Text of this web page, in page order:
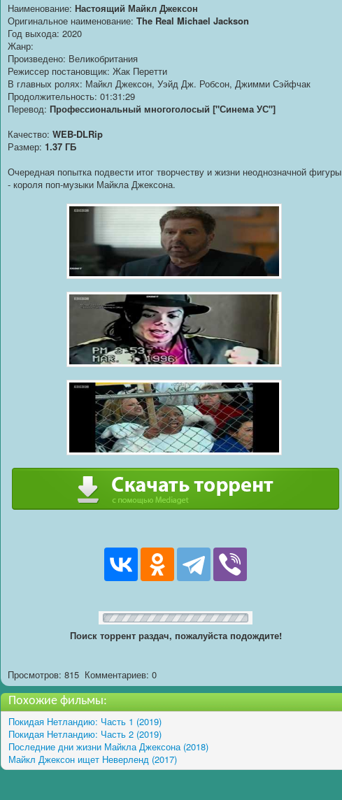
Наименование: Настоящий Майкл Джексон
Оригинальное наименование: The Real Michael Jackson
Год выхода: 2020
Жанр:
Произведено: Великобритания
Режиссер постановщик: Жак Перетти
В главных ролях: Майкл Джексон, Уэйд Дж. Робсон, Джимми Сэйфчак
Продолжительность: 01:31:29
Перевод: Профессиональный многоголосый ["Синема УС"]
Качество: WEB-DLRip
Размер: 1.37 ГБ
Очередная попытка подвести итог творчеству и жизни неоднозначной фигуры
- короля поп-музыки Майкла Джексона.
Поиск торрент раздач, пожалуйста подождите!
Просмотров: 815 Комментариев: 0
Похожие фильмы:
Покидая Нетландию: Часть 1 (2019)
Покидая Нетландию: Часть 2 (2019)
Последние дни жизни Майкла Джексона (2018)
Майкл Джексон ищет Неверленд (2017)